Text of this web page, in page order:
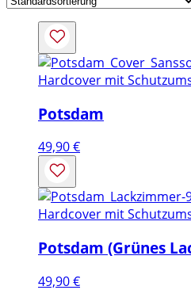
Hardcover mit
Potsdam
49,90€
Hardcover mit
Potsdam (Grünes
49,90€